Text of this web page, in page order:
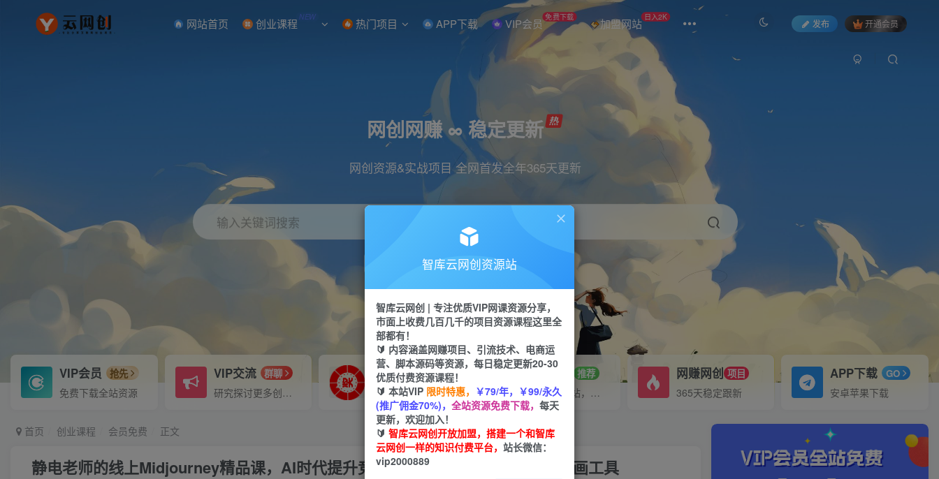
网站首页 创业课程 NEW 热门项目 APP下载 VIP会员 免费下载 加盟网站 日入2K
发布 开通会员
网创网赚 ∞ 稳定更新
网创资源&实战项目 全网首发全年365天更新
输入关键词搜索
直播 小红书 剪辑
VIP会员 抢先
免费下载全站资源
VIP交流 群聊
研究探讨更多创业项目路子。
VIP推广
70%分佣
会员专属推广链接
招募站长 推荐
搭建同款网站，自己当老板
网赚网创 项目
365天稳定跟新
APP下载 GO
安卓苹果下载
首页 创业课程 会员免费 正文
静电老师的线上Midjourney精品课，AI时代提升竞争力首选，人人都能学的AI绘画工具
智库云网创资源站
智库云网创 | 专注优质VIP网课资源分享，
市面上收费几百几千的项目资源课程这里全
部都有！
🔰 内容涵盖网赚项目、引流技术、电商运
营、脚本源码等资源，每日稳定更新20-30
优质付费资源课程！
🔰 本站VIP 限时特惠， ￥79/年，￥99/永久
(推广佣金70%)， 全站资源免费下载， 每天
更新，欢迎加入！
🔰 智库云网创开放加盟，搭建一个和智库
云网创一样的知识付费平台， 站长微信：
vip2000889